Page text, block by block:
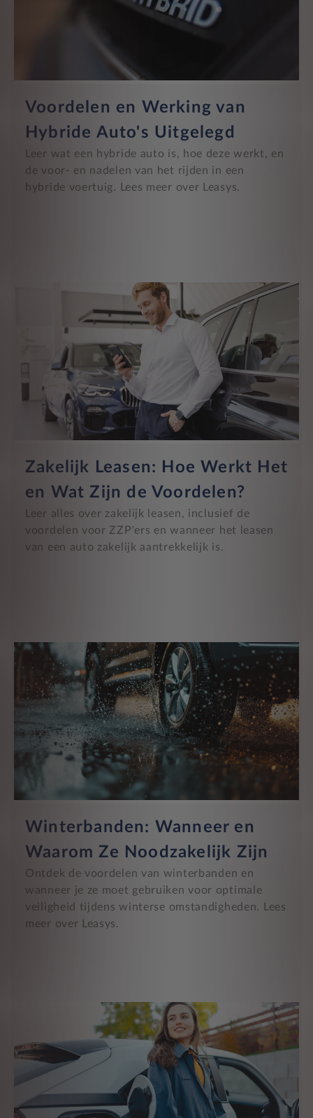
Voordelen en Werking van
Hybride Auto's Uitgelegd
Leer wat een hybride auto is, hoe deze werkt, en
de voor- en nadelen van het rijden in een
hybride voertuig. Lees meer over Leasys.
Zakelijk Leasen: Hoe Werkt Het
en Wat Zijn de Voordelen?
Leer alles over zakelijk leasen, inclusief de
voordelen voor ZZP'ers en wanneer het leasen
van een auto zakelijk aantrekkelijk is.
Winterbanden: Wanneer en
Waarom Ze Noodzakelijk Zijn
Ontdek de voordelen van winterbanden en
wanneer je ze moet gebruiken voor optimale
veiligheid tijdens winterse omstandigheden. Lees
meer over Leasys.